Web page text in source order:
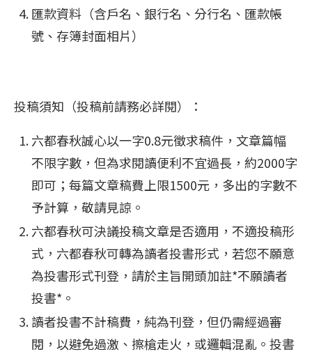
匯款資料（含戶名、銀行名、分行名、匯款帳
號、存簿封面相片）
投稿須知（投稿前請務必詳閱）：
六都春秋誠心以一字0.8元徵求稿件，文章篇幅
不限字數，但為求閱讀便利不宜過長，約2000字
即可；每篇文章稿費上限1500元，多出的字數不
予計算，敬請見諒。
六都春秋可決議投稿文章是否適用，不適投稿形
式，六都春秋可轉為讀者投書形式，若您不願意
為投書形式刊登，請於主旨開頭加註*不願讀者
投書*。
讀者投書不計稿費，純為刊登，但仍需經過審
閱，以避免過激、擦槍走火，或邏輯混亂。投書